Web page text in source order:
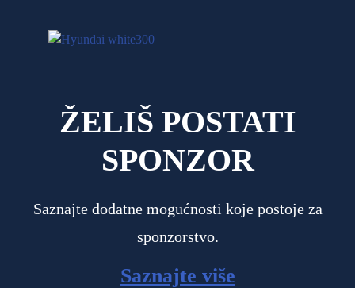
ŽELIŠ POSTATI
SPONZOR
Saznajte dodatne mogućnosti koje postoje za
sponzorstvo.
Saznajte više